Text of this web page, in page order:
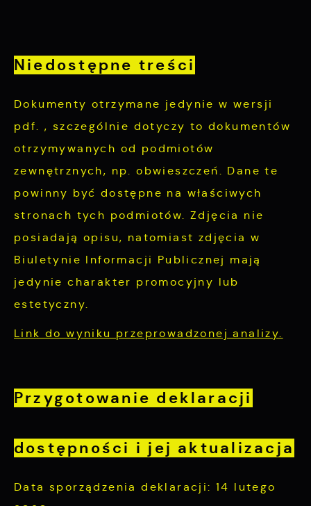
Niedostępne treści
Dokumenty otrzymane jedynie w wersji
pdf. , szczególnie dotyczy to dokumentów
otrzymywanych od podmiotów
zewnętrznych, np. obwieszczeń. Dane te
powinny być dostępne na właściwych
stronach tych podmiotów. Zdjęcia nie
posiadają opisu, natomiast zdjęcia w
Biuletynie Informacji Publicznej mają
jedynie charakter promocyjny lub
estetyczny.
Link do wyniku przeprowadzonej analizy.
Przygotowanie deklaracji
dostępności i jej aktualizacja
Data sporządzenia deklaracji: 14 lutego
komunikatów mediów społecznościowych.